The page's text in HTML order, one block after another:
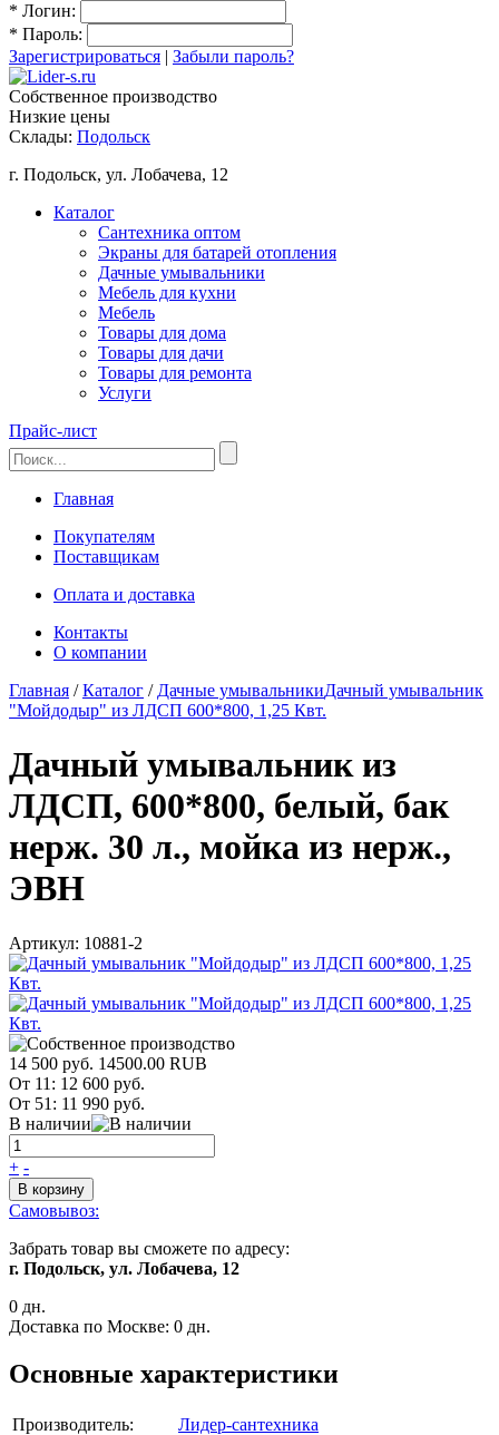
* Логин:
* Пароль:
Зарегистрироваться | Забыли пароль?
Собственное производство
Низкие цены
Склады: Подольск
г. Подольск, ул. Лобачева, 12
Каталог
Сантехника оптом
Экраны для батарей отопления
Дачные умывальники
Мебель для кухни
Мебель
Товары для дома
Товары для дачи
Товары для ремонта
Услуги
Прайс-лист
Главная
Покупателям
Поставщикам
Оплата и доставка
Контакты
О компании
Главная /Каталог / Дачные умывальникиДачный умывальник
"Мойдодыр" из ЛДСП 600*800, 1,25 Квт.
Дачный умывальник из
ЛДСП, 600*800, белый, бак
нерж. 30 л., мойка из нерж.,
ЭВН
Артикул: 10881-2
14 500 руб. 14500.00 RUB
От 11: 12 600 руб.
От 51: 11 990 руб.
В наличии
+ -
В корзину
Самовывоз:
Забрать товар вы сможете по адресу:
г. Подольск, ул. Лобачева, 12
0 дн.
Доставка по Москве: 0 дн.
Основные характеристики
Производитель:
Лидер-сантехника